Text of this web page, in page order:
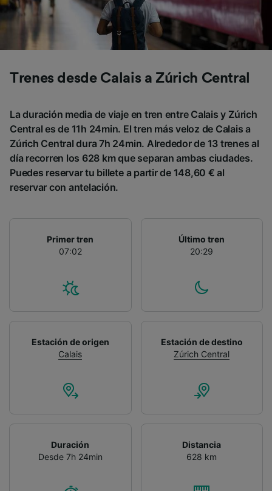
Trenes desde Calais a Zúrich Central
La duración media de viaje en tren entre Calais y Zúrich
Central es de 11h 24min. El tren más veloz de Calais a
Zúrich Central dura 7h 24min. Alrededor de 13 trenes al
día recorren los 628 km que separan ambas ciudades.
Puedes reservar tu billete a partir de 148,60 € al
reservar con antelación.
Primer tren
07:02
Último tren
20:29
Estación de origen
Calais
Estación de destino
Zúrich Central
Duración
Desde 7h 24min
Distancia
628 km